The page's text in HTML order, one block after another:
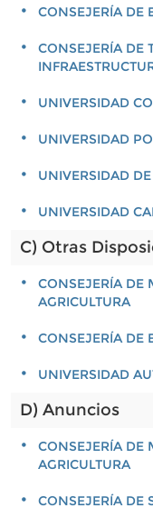
CONSEJERÍA DE
CONSEJERÍA DE
UNIVERSIDAD
UNIVERSIDAD
UNIVERSIDAD
UNIVERSIDAD
C) Otras
CONSEJERÍA DE
AGRICULTURA
CONSEJERÍA DE
UNIVERSIDAD
D) Anuncios
CONSEJERÍA DE
AGRICULTURA
CONSEJERÍA DE